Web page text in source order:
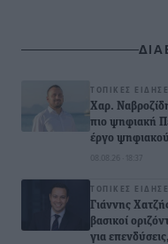
ΤΟΠΙΚΈΣ
Χαρ.
πιο ψηφιακή
έργο
08.08.26 · 18:37
ΤΟΠΙΚΈΣ
Γιάννης
βασικοί
για